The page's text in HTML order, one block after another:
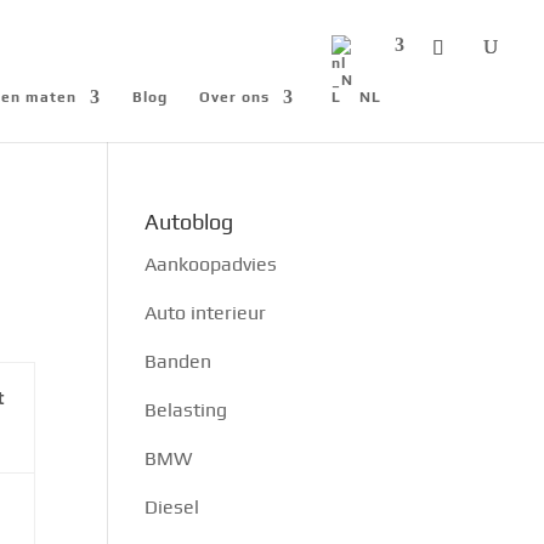
maten Blog Over ons NL
Autoblog
Aankoopadvies
Auto interieur
Banden
Belasting
BMW
Diesel